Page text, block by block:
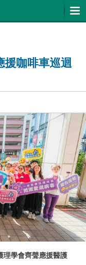
援咖啡車巡迴
理學會齊聲應援醫護